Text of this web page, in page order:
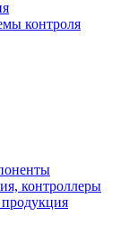
контроля
контроллеры